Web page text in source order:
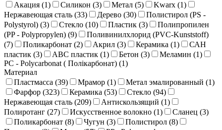
Акация (1) Силикон (3) Метал (5) Kwarx (1)
Нержавеющая сталь (33) Дерево (30)
Полистирол (PS -
Polystyrol) (3) Стекло (10) Пластик (3)
Полипропилен
(PP - Polypropylen) (9)
Поливинилхлорид (PVC-Kunststoff)
(7) Поликарбонат (2) Акрил (3) Керамика (1)
САН
пластик (3) ABC пластик (1) Бетон (3) Меламин (1)
PC - Polycarbonat ( Полікарбонат) (1)
Материал
Пластмасса (39) Мрамор (1) Метал эмалированный (1)
Фарфор (323) Керамика (53) Стекло (94)
Нержавеющая сталь (209) Антискользящий (1)
Полиротанг (27) Искусственное волокно (1) Сланец (3)
Поликарбонат (8) Чугун (3) Полистирол (8)